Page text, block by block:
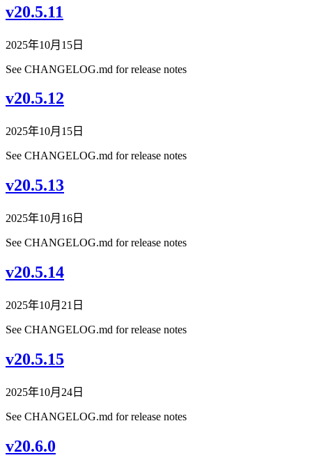
v20.5.11
2025年10月15日
See CHANGELOG.md for release notes
v20.5.12
2025年10月15日
See CHANGELOG.md for release notes
v20.5.13
2025年10月16日
See CHANGELOG.md for release notes
v20.5.14
2025年10月21日
See CHANGELOG.md for release notes
v20.5.15
2025年10月24日
See CHANGELOG.md for release notes
v20.6.0